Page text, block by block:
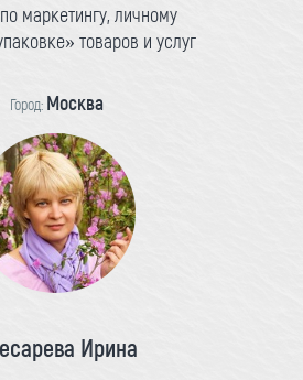
маркетингу, личному
товаров и услуг
Город: Москва
Ирина